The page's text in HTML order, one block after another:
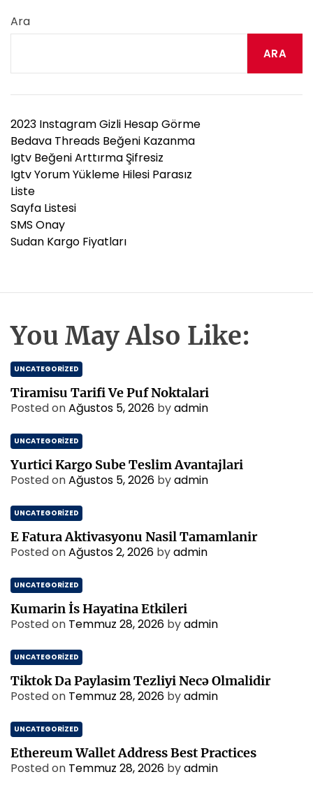
Ara
ARA
2023 Instagram Gizli Hesap Görme
Bedava Threads Beğeni Kazanma
Igtv Beğeni Arttırma Şifresiz
Igtv Yorum Yükleme Hilesi Parasız
Liste
Sayfa Listesi
SMS Onay
Sudan Kargo Fiyatları
You May Also Like:
UNCATEGORIZED
Tiramisu Tarifi Ve Puf Noktalari
Posted onAğustos 5, 2026 byadmin
UNCATEGORIZED
Yurtici Kargo Sube Teslim Avantajlari
Posted onAğustos 5, 2026 byadmin
UNCATEGORIZED
E Fatura Aktivasyonu Nasil Tamamlanir
Posted onAğustos 2, 2026 byadmin
UNCATEGORIZED
Kumarin İs Hayatina Etkileri
Posted on Temmuz 28, 2026 byadmin
UNCATEGORIZED
Tiktok Da Paylasim Tezliyi Necə Olmalidir
Posted on Temmuz 28, 2026 byadmin
UNCATEGORIZED
Ethereum Wallet Address Best Practices
Posted on Temmuz 28, 2026 byadmin